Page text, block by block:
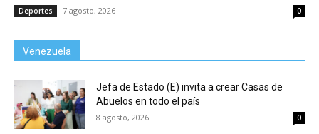
Deportes 7 agosto, 2026 0
Venezuela
Jefa de Estado (E) invita a crear Casas de
Abuelos en todo el país
8 agosto, 2026 0